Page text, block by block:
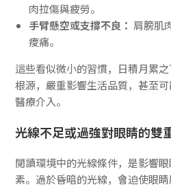
肉拉傷與疲勞。
手臂懸空或支撐不良： 肩膀肌
痠痛。
這些看似微小的習慣，日積月累
根源，嚴重影響生活品質，甚至
醫療介入。
光線不足或過強對眼睛的雙
閱讀環境中的光線條件，是影響
素。過於昏暗的光線，會迫使眼